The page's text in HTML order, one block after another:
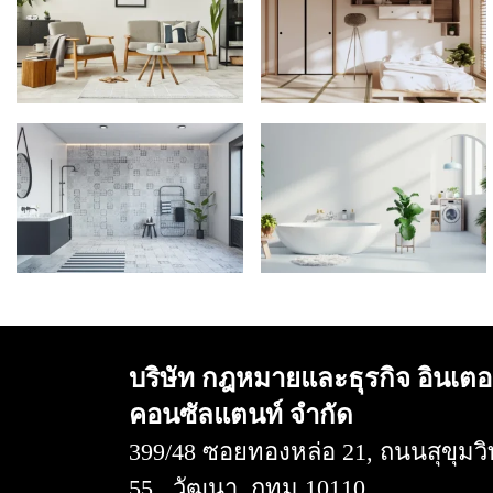
บริษัท กฎหมายและธุรกิจ อินเต
คอนซัลแตนท์ จำกัด
399/48 ซอยทองหล่อ 21, ถนนสุขุม